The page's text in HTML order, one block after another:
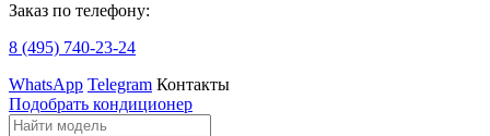
Заказ по телефону:
8 (495) 740-23-24
WhatsApp Telegram Контакты
Подобрать кондиционер